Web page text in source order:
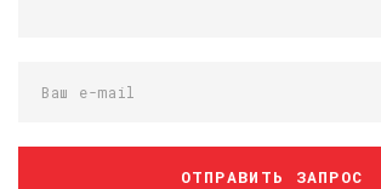
Ваш e-mail
ОТПРАВИТЬ ЗАПРОС